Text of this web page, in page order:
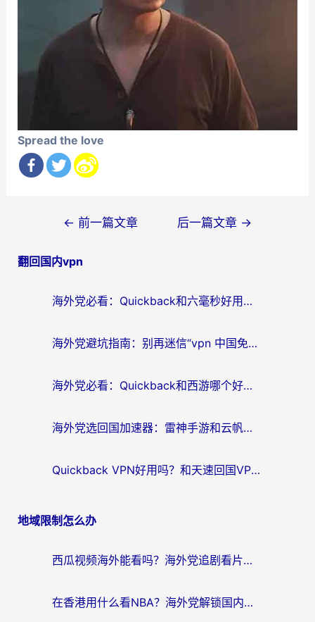
Spread the love
导
← 前一篇文章 后一篇文章 →
翻回国内vpn
海外党必看：Quickback和六毫秒好用吗？3步选对回国加速器，无缝刷国内剧玩游戏
海外党避坑指南：别再迷信“vpn 中国免费”，选对回国加速器才能无缝刷国内资源
海外党必看：Quickback和西游哪个好？3个维度教你选对回国加速器
海外党选回国加速器：雷神手游和云帆哪个好？附3组对比+避坑指南
Quickback VPN好用吗？和天速回国VPN对比哪个回国效果更好？海外党必看的真实体验指南
地域限制怎么办
西瓜视频海外能看吗？海外党追剧看片的终极解决方案来了
在香港用什么看NBA？海外党解锁国内体育直播的终极攻略